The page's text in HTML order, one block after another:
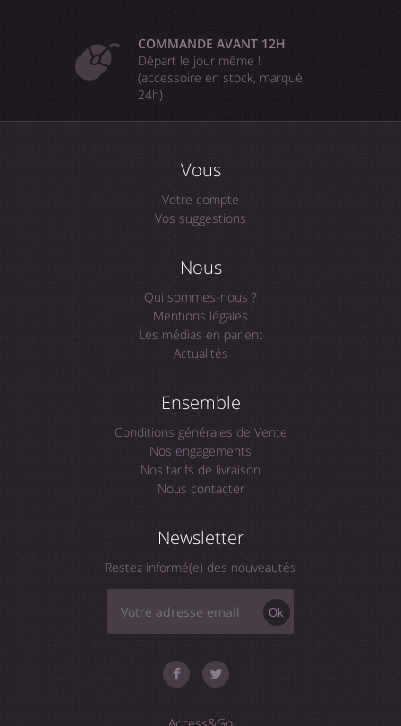
COMMANDE AVANT 12H
Départ le jour même !
(accessoire en stock, marqué
24h)
Vous
Votre compte
Vos suggestions
Nous
Qui sommes-nous ?
Mentions légales
Les médias en parlent
Actualités
Ensemble
Conditions générales de Vente
Nos engagements
Nos tarifs de livraison
Nous contacter
Newsletter
Restez informé(e) des nouveautés
Ok